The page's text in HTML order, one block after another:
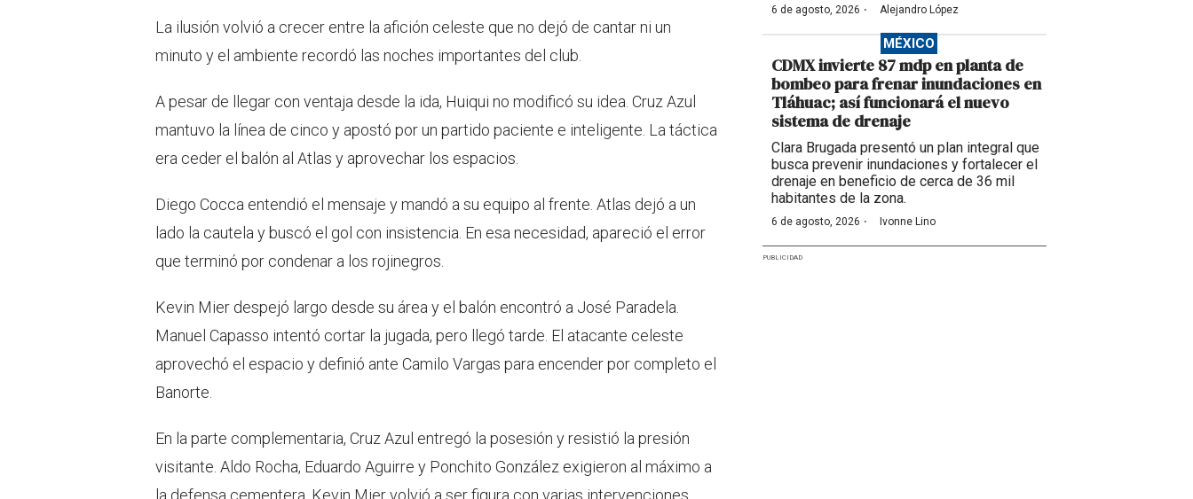
La ilusión volvió a crecer entre la afición celeste que no dejó de cantar ni un
minuto y el ambiente recordó las noches importantes del club.
A pesar de llegar con ventaja desde la ida, Huiqui no modificó su idea. Cruz Azul
mantuvo la línea de cinco y apostó por un partido paciente e inteligente. La táctica
era ceder el balón al Atlas y aprovechar los espacios.
Diego Cocca entendió el mensaje y mandó a su equipo al frente. Atlas dejó a un
lado la cautela y buscó el gol con insistencia. En esa necesidad, apareció el error
que terminó por condenar a los rojinegros.
Kevin Mier despejó largo desde su área y el balón encontró a José Paradela.
Manuel Capasso intentó cortar la jugada, pero llegó tarde. El atacante celeste
aprovechó el espacio y definió ante Camilo Vargas para encender por completo el
Banorte.
En la parte complementaria, Cruz Azul entregó la posesión y resistió la presión
visitante. Aldo Rocha, Eduardo Aguirre y Ponchito González exigieron al máximo a
la defensa cementera. Kevin Mier volvió a ser figura con varias intervenciones
6 de agosto, 2026 · Alejandro López
MÉXICO
CDMX invierte 87 mdp en planta de
bombeo para frenar inundaciones en
Tláhuac; así funcionará el nuevo
sistema de drenaje
Clara Brugada presentó un plan integral que
busca prevenir inundaciones y fortalecer el
drenaje en beneficio de cerca de 36 mil
habitantes de la zona.
6 de agosto, 2026 · Ivonne Lino
PUBLICIDAD